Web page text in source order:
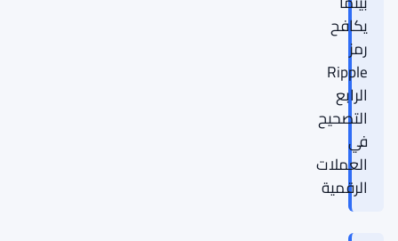
يكافح
رمز
Ripple
الرابع
التصحيح
في
العملات
الرقمية